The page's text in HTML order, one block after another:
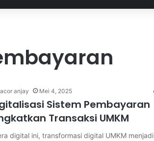
anjay Mei 4, 2025
Sistem Pembayaran
Transaksi UMKM
digital ini, transformasi digital UMKM menjadi